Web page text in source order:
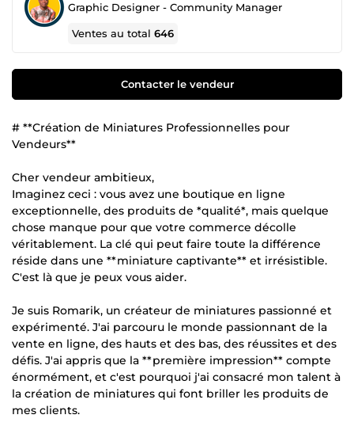
Graphic Designer - Community Manager
Ventes au total646
Contacter le vendeur
# **Création de Miniatures Professionnelles pour
Vendeurs**
Cher vendeur ambitieux,
Imaginez ceci : vous avez une boutique en ligne
exceptionnelle, des produits de *qualité*, mais quelque
chose manque pour que votre commerce décolle
véritablement. La clé qui peut faire toute la différence
réside dans une **miniature captivante** et irrésistible.
C'est là que je peux vous aider.
Je suis Romarik, un créateur de miniatures passionné et
expérimenté. J'ai parcouru le monde passionnant de la
vente en ligne, des hauts et des bas, des réussites et des
défis. J'ai appris que la **première impression** compte
énormément, et c'est pourquoi j'ai consacré mon talent à
la création de miniatures qui font briller les produits de
mes clients.